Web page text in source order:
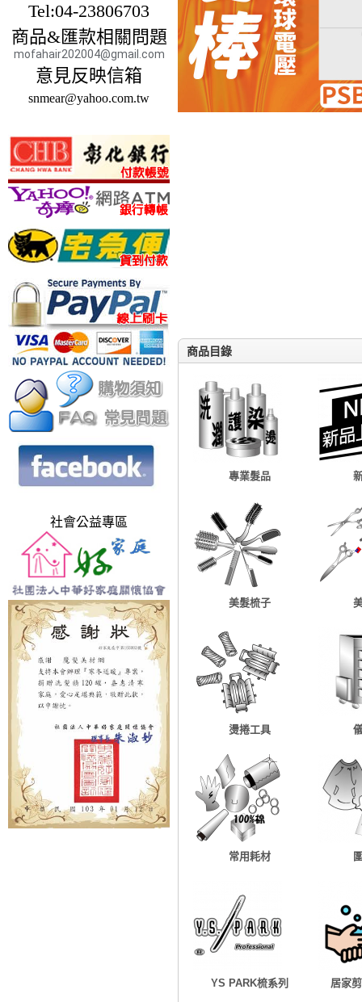
Tel:04-23806703
商品&匯款相關問題
mofahair202004@gmail.com
意見反映信箱
snmear@yahoo.com.tw
社會公益專區
商品目錄
專業髮品
美髮梳子
燙捲工具
常用耗材
YS PARK梳系列 居家